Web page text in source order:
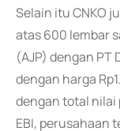
Selain itu CNKO
atas 600 lembar
(AJP) dengan PT
dengan harga
dengan total nilai
EBI, perusahaan